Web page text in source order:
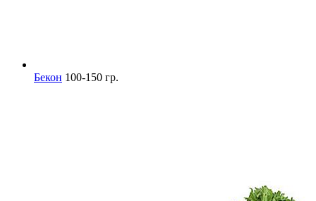
Бекон 100-150 гр.